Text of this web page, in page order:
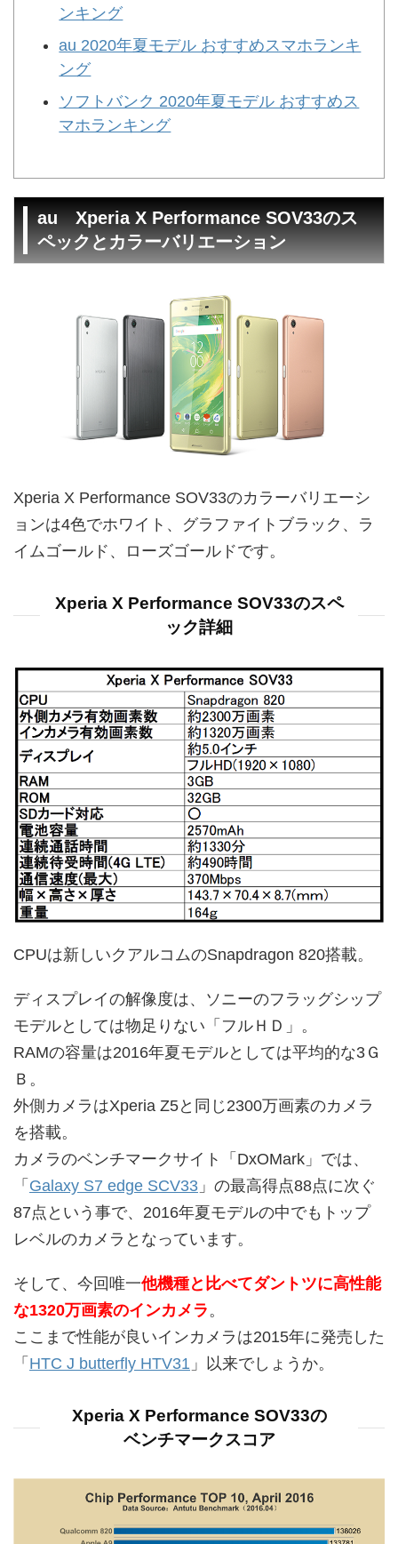
ンキング
au 2020年夏モデル おすすめスマホランキ
ング
ソフトバンク 2020年夏モデル おすすめス
マホランキング
au Xperia X Performance SOV33のス
ペックとカラーバリエーション
Xperia X Performance SOV33のカラーバリエーシ
ョンは4色でホワイト、グラファイトブラック、ラ
イムゴールド、ローズゴールドです。
Xperia X Performance SOV33のスペ
ック詳細
CPUは新しいクアルコムのSnapdragon 820搭載。
ディスプレイの解像度は、ソニーのフラッグシップ
モデルとしては物足りない「フルＨＤ」。
RAMの容量は2016年夏モデルとしては平均的な3Ｇ
Ｂ。
外側カメラはXperia Z5と同じ2300万画素のカメラ
を搭載。
カメラのベンチマークサイト「DxOMark」では、
「 Galaxy S7 edge SCV33 」の最高得点88点に次ぐ
87点という事で、2016年夏モデルの中でもトップ
レベルのカメラとなっています。
そして、今回唯一他機種と比べてダントツに高性能
な1320万画素のインカメラ。
ここまで性能が良いインカメラは2015年に発売した
「 HTC J butterfly HTV31 」以来でしょうか。
Xperia X Performance SOV33の
ベンチマークスコア